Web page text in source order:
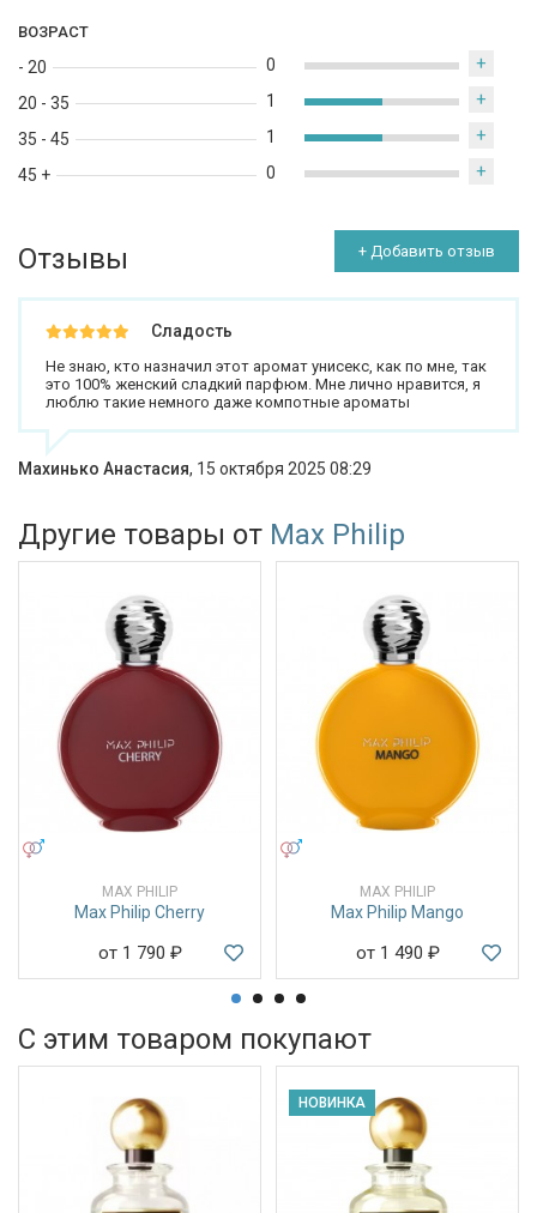
ВОЗРАСТ
- 20
20 - 35
35 - 45
45 +
0 +
1 +
1 +
0 +
Отзывы + Добавить отзыв
Сладость
Не знаю, кто назначил этот аромат унисекс, как по мне, так
это 100% женский сладкий парфюм. Мне лично нравится, я
люблю такие немного даже компотные ароматы
Махинько Анастасия, 15 октября 2025 08:29
Другие товары от Max Philip
MAX PHILIP
Max Philip Cherry
от 1 790 ₽
MAX PHILIP
Max Philip Mango
от 1 490 ₽
С этим товаром покупают
НОВИНКА